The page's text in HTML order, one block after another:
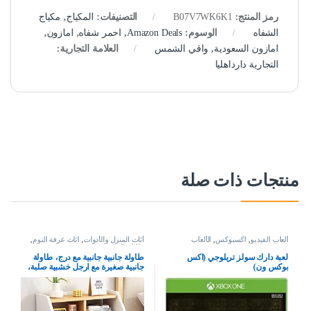
رمز المنتج: B07V7WK6K1 التصنيفات: المكياج, مكياج
الشفاه
الوسوم: Amazon Deals
, احمر شفاه, امازون,
امازون السعودية, واقي الشمس
العلامة التجارية:
التجارية دارداهليا
منتجات ذات صلة
ألعاب الفيديو, اكسبوكس, الألعاب
لعبة دارك سولز تريلوجي (اكس
بوكس ون)
أثاث المنزل والأدوات, اثاث غرفة النوم,
طاولة السرير
طاولة جانبية جانبية مع درج، طاولة
جانبية صغيرة مع ارجل خشبية صلبة،
طاولة بجانب السرير للتخزين، طاولة
بيضاء مع منظم خزانة ملفات في غرفة
المعيشة وغرفة النوم والمكتب (50 ×
30 × 60 سم)